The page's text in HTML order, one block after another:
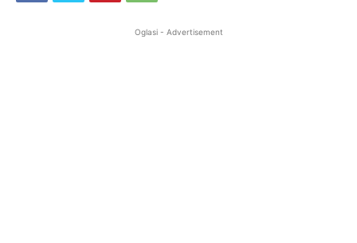
Oglasi - Advertisement